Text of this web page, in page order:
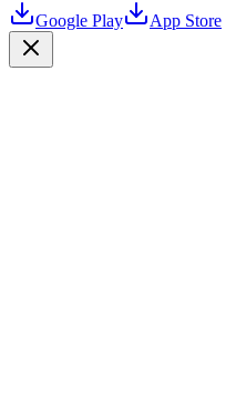
Google Play
App Store